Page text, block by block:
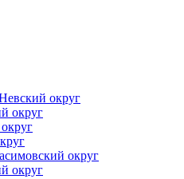
округ
округ
округ
округ